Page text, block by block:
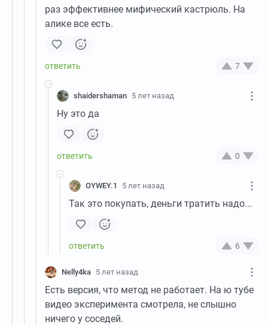
раз эффективнее мифический кастрюль. На
алике все есть.
7
shaidershaman 5 лет назад
Ну это да
0
OYWEY.1 5 лет назад
Так это покупать, деньги тратить надо...
6
Nelly4ka 5 лет назад
Есть версия, что метод не работает. На ю тубе
видео эксперимента смотрела, не слышно
ничего у соседей.